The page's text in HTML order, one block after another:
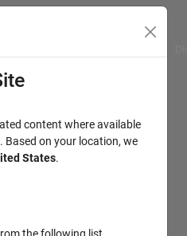
content where available
Based on your location, we
States.